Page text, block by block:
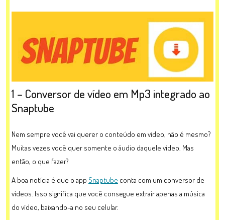
1 – Conversor de vídeo em Mp3 integrado ao
Snaptube
Nem sempre você vai querer o conteúdo em vídeo, não é mesmo?
Muitas vezes você quer somente o áudio daquele vídeo. Mas
então, o que fazer?
A boa notícia é que o app Snaptube conta com um conversor de
vídeos. Isso significa que você consegue extrair apenas a música
do vídeo, baixando-a no seu celular.